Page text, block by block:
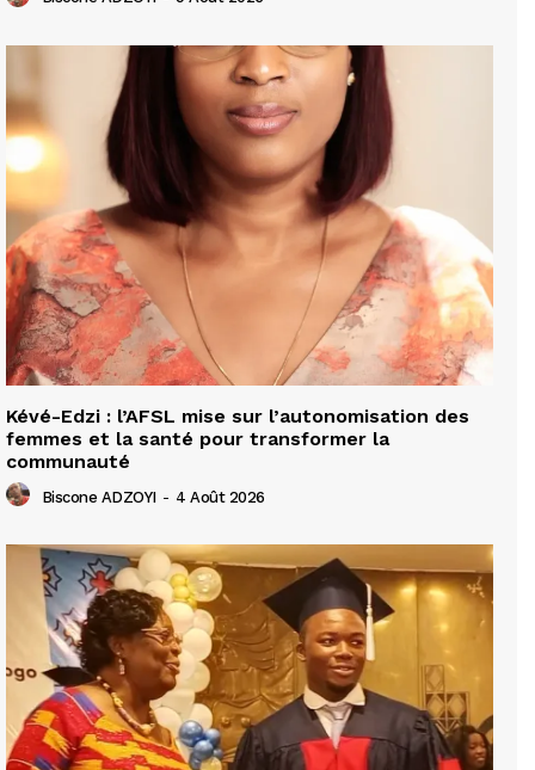
Kévé-Edzi : l’AFSL mise sur l’autonomisation des
femmes et la santé pour transformer la
communauté
Biscone ADZOYI - 4 Août 2026